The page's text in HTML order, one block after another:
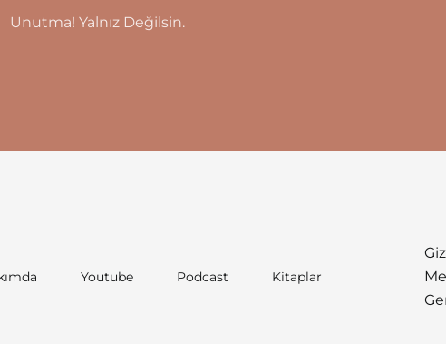
Unutma! Yalnız Değilsin.
Youtube Podcast Kitaplar